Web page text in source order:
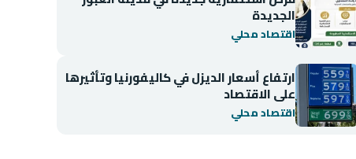
اقتصاد محلي
الجديدة
اقتصاد محلي
ارتفاع أسعار الديزل في كاليفورنيا وتأثيرها
على الاقتصاد
اقتصاد محلي